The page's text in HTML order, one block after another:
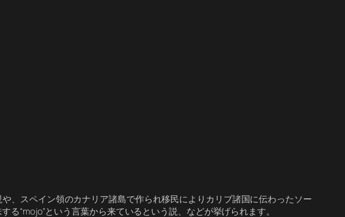
、スペイン領のカナリア諸島で作られ移民によりカリブ諸国に伝わったソー
“mojo”という言葉から来ているという説、などが挙げられます。